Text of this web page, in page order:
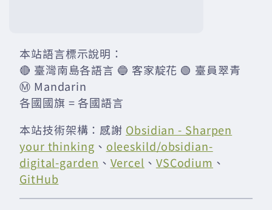
本站語言標示說明：
🔴 臺灣南島各語言 🔵 客家靛花 🟢 臺員翠青
Ⓜ️ Mandarin
各國國旗 = 各國語言
本站技術架構：感謝 Obsidian - Sharpen
your thinking 、 oleeskild/obsidian-
digital-garden 、 Vercel 、 VSCodium 、
GitHub